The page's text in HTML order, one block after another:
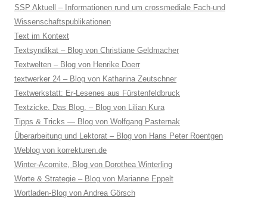
SSP Aktuell – Informationen rund um crossmediale Fach-und
Wissenschaftspublikationen
Text im Kontext
Textsyndikat – Blog von Christiane Geldmacher
Textwelten – Blog von Henrike Doerr
textwerker 24 – Blog von Katharina Zeutschner
Textwerkstatt: Er-Lesenes aus Fürstenfeldbruck
Textzicke. Das Blog. – Blog von Lilian Kura
Tipps & Tricks — Blog von Wolfgang Pasternak
Überarbeitung und Lektorat – Blog von Hans Peter Roentgen
Weblog von korrekturen.de
Winter-Acomite, Blog von Dorothea Winterling
Worte & Strategie – Blog von Marianne Eppelt
Wortladen-Blog von Andrea Görsch